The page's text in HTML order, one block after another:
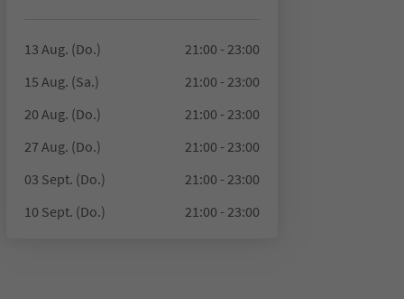
13 Aug. (Do.)
21:00 - 23:00
15 Aug. (Sa.)
21:00 - 23:00
20 Aug. (Do.)
21:00 - 23:00
27 Aug. (Do.)
21:00 - 23:00
03 Sept. (Do.)
21:00 - 23:00
10 Sept. (Do.)
21:00 - 23:00